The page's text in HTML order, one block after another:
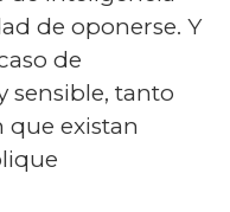
de oponerse. Y
de
sensible, tanto
que existan